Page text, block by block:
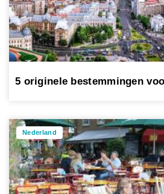
5 originele bestemmingen
Nederland